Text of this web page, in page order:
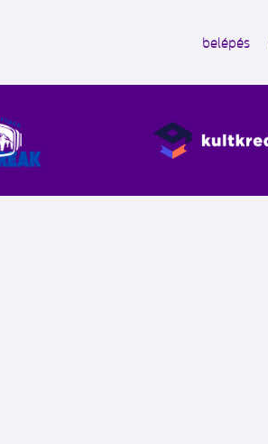
belépés